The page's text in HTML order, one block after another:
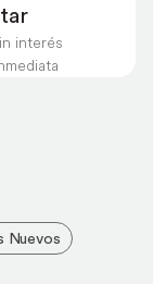
interés
Nuevos